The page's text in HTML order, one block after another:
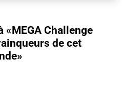
«MEGA Challenge
de cet